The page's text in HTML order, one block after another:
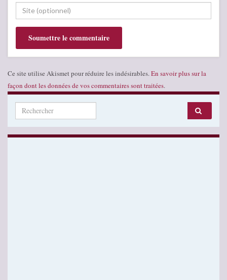
Ce site utilise Akismet pour réduire les indésirables. En savoir plus sur la
façon dont les données de vos commentaires sont traitées.
Search for: